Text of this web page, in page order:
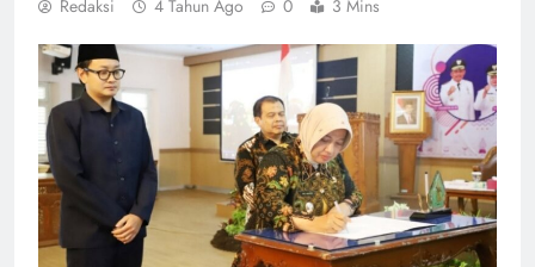
Redaksi 4 Tahun Ago 0 3 Mins